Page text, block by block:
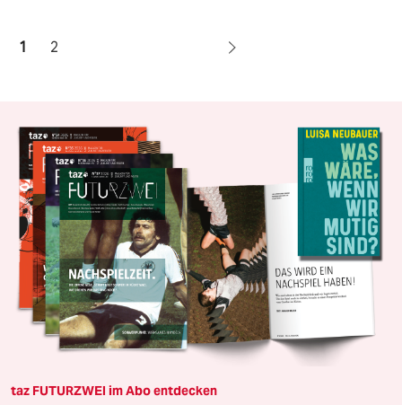
1 2
taz FUTURZWEI im Abo entdecken